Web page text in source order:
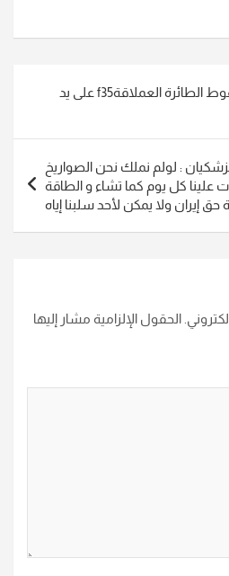
الجهورية الاسلامية سقوط الطائرة العملاقةf35 على يد
: لولم نملك نحن الصواريخ
علينا كل يوم كما تشاء و الطاقة
حق إيران ولا يمكن لأحد سلبنا إياه
الحقول الإلزامية مشار إليها